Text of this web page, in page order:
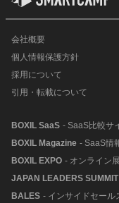
会社概要
個人情報保護方針
採用について
引用・転載について
BOXIL SaaS - SaaS比較サ
BOXIL Magazine - SaaS情
BOXIL EXPO - オンライン
JAPAN LEADERS SUMMIT
BALES - インサイドセール